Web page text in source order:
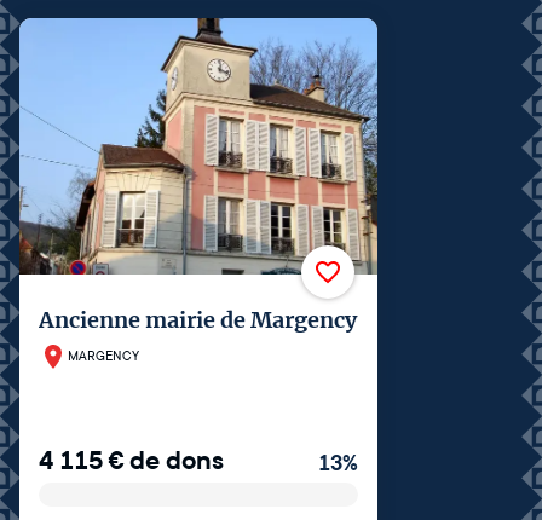
Ancienne mairie de Margency
MARGENCY
4 115€de dons 13%